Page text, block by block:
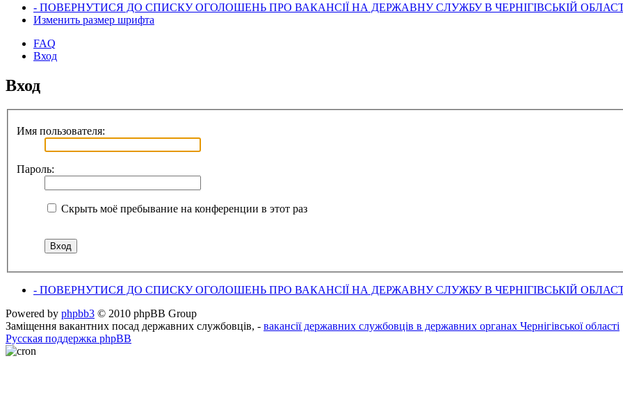
- ПОВЕРНУТИСЯ ДО СПИСКУ ОГОЛОШЕНЬ ПРО ВАКАНСІЇ НА ДЕРЖАВНУ СЛУЖБУ В ЧЕРНІГІВСЬКІЙ
Изменить размер шрифта
FAQ
Вход
Вход
Имя пользователя:
Пароль:
Скрыть моё пребывание на конференции в этот раз
- ПОВЕРНУТИСЯ ДО СПИСКУ ОГОЛОШЕНЬ ПРО ВАКАНСІЇ НА ДЕРЖАВНУ СЛУЖБУ В ЧЕРНІГІВСЬКІЙ
Powered by phpbb3 © 2010 phpBB Group
Заміщення вакантних посад державних службовців, - вакансії державних службовців в державних органах Чернігівської області
Русская поддержка phpBB